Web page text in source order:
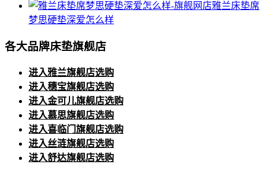
雅兰床垫席
梦思硬垫深爱怎么样
各大品牌床垫旗舰店
进入雅兰旗舰店选购
进入穗宝旗舰店选购
进入金可儿旗舰店选购
进入慕思旗舰店选购
进入喜临门旗舰店选购
进入丝涟旗舰店选购
进入舒达旗舰店选购